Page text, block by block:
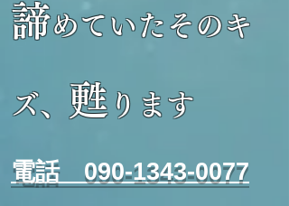
​電話 090-1343-0077
諦めていたそのキ
ズ、 甦 ります